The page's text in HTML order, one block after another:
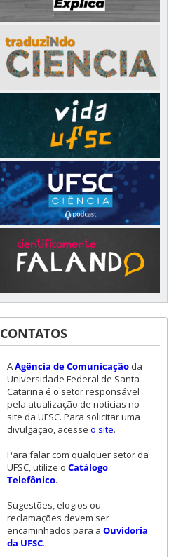
CONTATOS
AAgência de Comunicaçãoda
Universidade Federal de Santa
Catarina é o setor responsável
pela atualização de notícias no
site da UFSC. Para solicitar uma
divulgação, acesse o site.
Para falar com qualquer setor da
UFSC, utilize o Catálogo
Telefônico.
Sugestões, elogios ou
reclamações devem ser
encaminhados para a Ouvidoria
da UFSC.